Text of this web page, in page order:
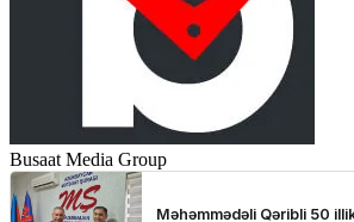
Busaat Media Group